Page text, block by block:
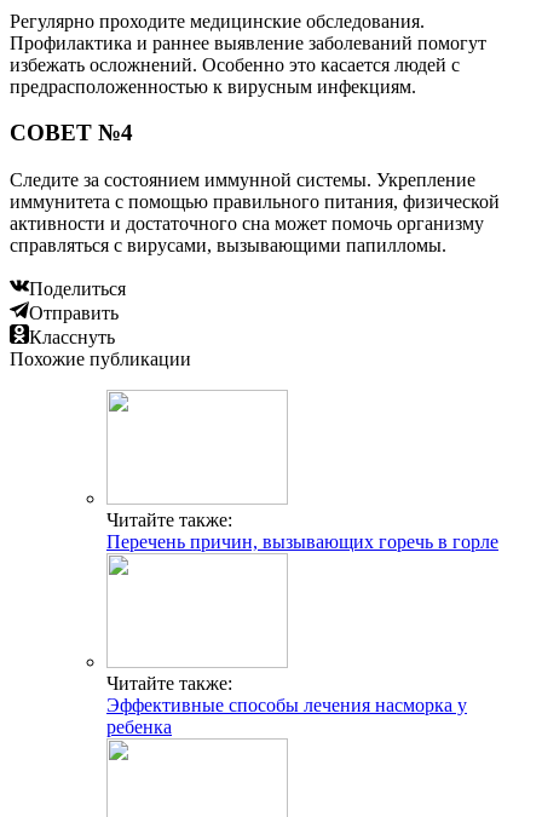
Регулярно проходите медицинские обследования.
Профилактика и раннее выявление заболеваний помогут
избежать осложнений. Особенно это касается людей с
предрасположенностью к вирусным инфекциям.
СОВЕТ №4
Следите за состоянием иммунной системы. Укрепление
иммунитета с помощью правильного питания, физической
активности и достаточного сна может помочь организму
справляться с вирусами, вызывающими папилломы.
Поделиться
Отправить
Класснуть
Похожие публикации
Читайте также:
Перечень причин, вызывающих горечь в горле
Читайте также:
Эффективные способы лечения насморка у
ребенка